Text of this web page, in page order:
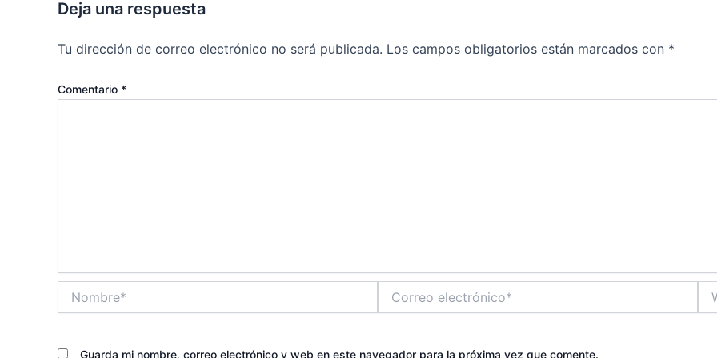
Deja una respuesta
Tu dirección de correo electrónico no será publicada. Los campos obligatorios están marcados con *
Comentario *
electrónico*
Guarda mi nombre, correo electrónico y web en este navegador para la próxima vez que comente.